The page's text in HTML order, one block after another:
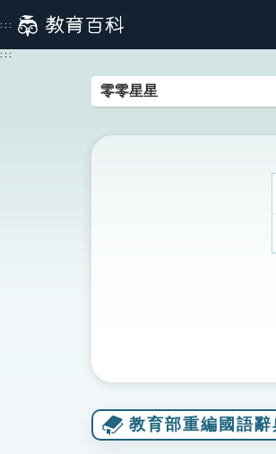
到
主
:::
:::
教育部重編國語